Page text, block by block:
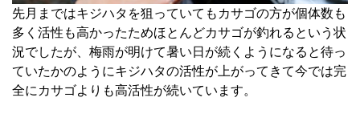
先月まではキジハタを狙っていてもカサゴの方が個体数も
多く活性も高かったためほとんどカサゴが釣れるという状
況でしたが、梅雨が明けて暑い日が続くようになると待っ
ていたかのようにキジハタの活性が上がってきて今では完
全にカサゴよりも高活性が続いています。